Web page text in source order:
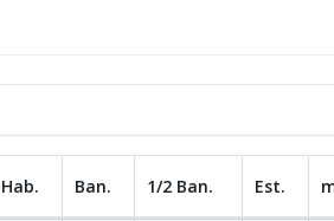
Hab. Ban. 1/2 Ban. Est.